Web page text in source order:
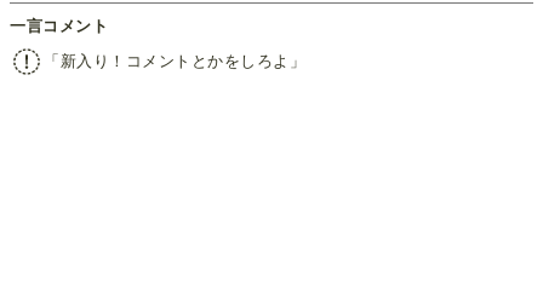
一言コメント
「新入り！コメントとかをしろよ」